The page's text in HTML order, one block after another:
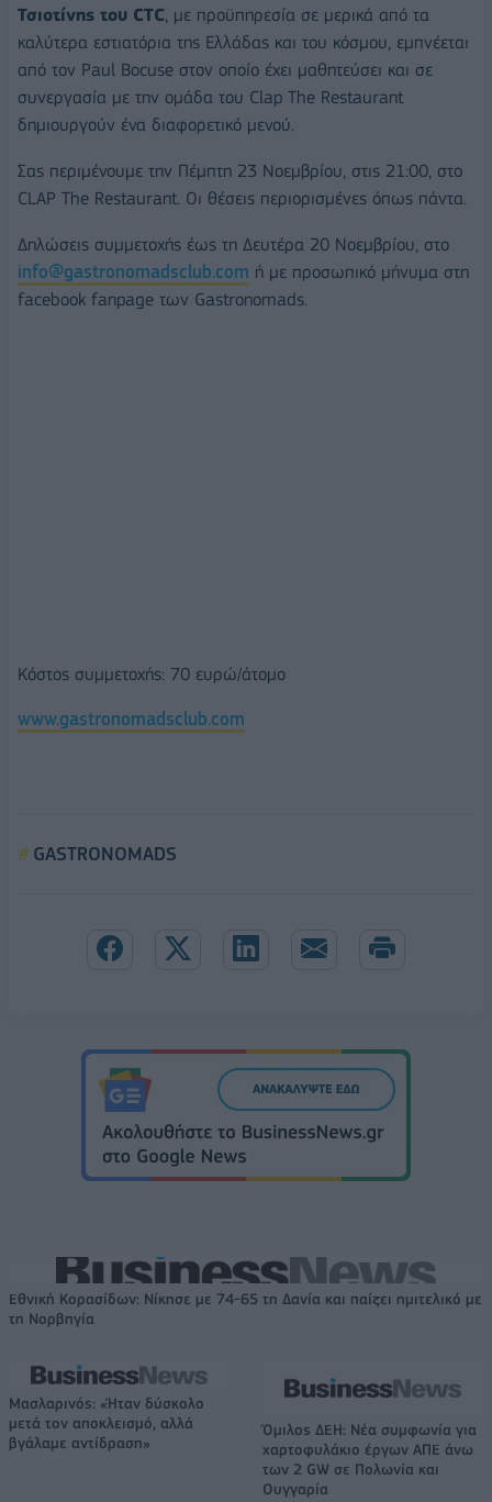
Τσιοτίνης του CTC, με προϋπηρεσία σε μερικά από τα
καλύτερα εστιατόρια της Ελλάδας και του κόσμου, εμπνέεται
από τον Paul Bocuse στον οποίο έχει μαθητεύσει και σε
συνεργασία με την ομάδα του Clap The Restaurant
δημιουργούν ένα διαφορετικό μενού.
Σας περιμένουμε την Πέμπτη 23 Nοεμβρίου, στις 21:00, στο
CLAP The Restaurant. Οι θέσεις περιορισμένες όπως πάντα.
Δηλώσεις συμμετοχής έως τη Δευτέρα 20 Νοεμβρίου, στο
info@gastronomadsclub.com ή με προσωπικό μήνυμα στη
facebook fanpage των Gastronomads.
Κόστος συμμετοχής: 70 ευρώ/άτομο
www.gastronomadsclub.com
GASTRONOMADS
Εθνική Κορασίδων: Νίκησε με 74-65 τη Δανία και παίζει ημιτελικό με
τη Νορβηγία
Μασλαρινός: «Ήταν δύσκολο
μετά τον αποκλεισμό, αλλά
βγάλαμε αντίδραση»
Όμιλος ΔΕΗ: Νέα συμφωνία για
χαρτοφυλάκιο έργων ΑΠΕ άνω
των 2 GW σε Πολωνία και
Ουγγαρία